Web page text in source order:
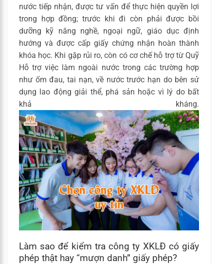
nước tiếp nhận, được tư vấn để thực hiện quyền lợi
trong hợp đồng; trước khi đi còn phải được bồi
dưỡng kỹ năng nghề, ngoại ngữ, giáo dục định
hướng và được cấp giấy chứng nhận hoàn thành
khóa học. Khi gặp rủi ro, còn có cơ chế hỗ trợ từ Quỹ
Hỗ trợ việc làm ngoài nước trong các trường hợp
như ốm đau, tai nạn, về nước trước hạn do bên sử
dụng lao động giải thể, phá sản hoặc vì lý do bất
khả kháng.
Làm sao để kiểm tra công ty XKLĐ có giấy
phép thật hay “mượn danh” giấy phép?